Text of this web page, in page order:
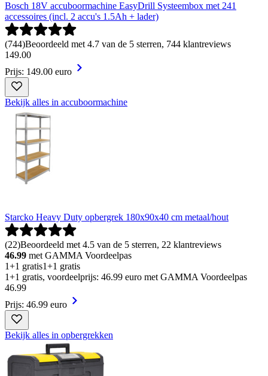
Bosch 18V accuboormachine EasyDrill Systeembox met 241
accessoires (incl. 2 accu's 1.5Ah + lader)
(744)Beoordeeld met 4.7 van de 5 sterren, 744 klantreviews
149.00
Prijs: 149.00 euro
Bekijk alles in accuboormachine
Starcko Heavy Duty opbergrek 180x90x40 cm metaal/hout
(22)Beoordeeld met 4.5 van de 5 sterren, 22 klantreviews
46.99 met GAMMA Voordeelpas
1+1 gratis1+1 gratis
1+1 gratis, voordeelprijs: 46.99 euro met GAMMA Voordeelpas
46.99
Prijs: 46.99 euro
Bekijk alles in opbergrekken